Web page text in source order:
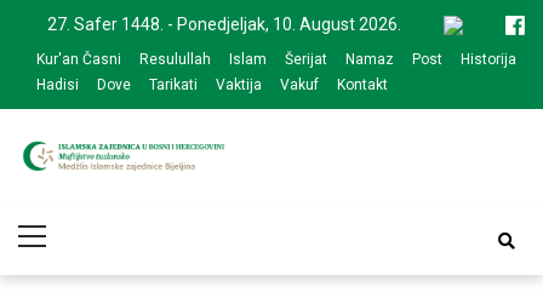
navigation
content
27. Safer 1448. - Ponedjeljak, 10. August 2026.
Kur'an Časni Resulullah Islam Šerijat Namaz Post
Historija
Hadisi
Dove Tarikati Vaktija Vakuf Kontakt
zajednice Bijeljina
Menu